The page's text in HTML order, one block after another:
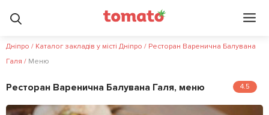
Дніпро / Каталог закладів у місті Дніпро / Ресторан Варенична Балувана
Галя / Меню
Ресторан Варенична Балувана Галя, меню 4.5